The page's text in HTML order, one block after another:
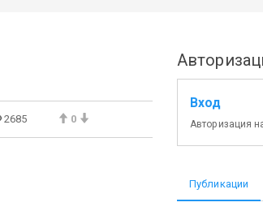
2685 0
Вход
Авторизация
Публикации